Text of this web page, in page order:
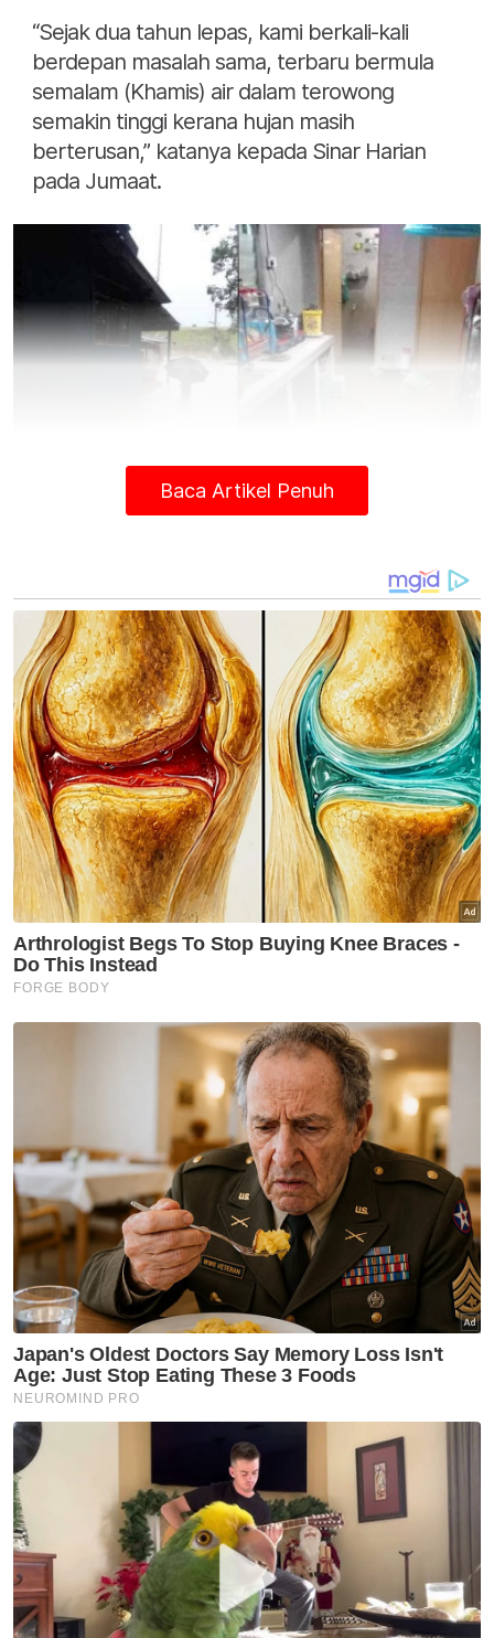
“Sejak dua tahun lepas, kami berkali-kali
berdepan masalah sama, terbaru bermula
semalam (Khamis) air dalam terowong
semakin tinggi kerana hujan masih
berterusan,” katanya kepada Sinar Harian
pada Jumaat.
apabila hujan berterusan. Air masuk ke rumah penduduk di Pasir
Azrin berkata, aduan sudah kerap kali dibuat
namun tidak menemukan penyelesaian
masalah berkenaan sekali gus menjejaskan
rutin penduduk selain terpaksa
menggunakan laluan alternatif lebih jauh
sekitar lima kilometer untuk keluar ke jalan
utama.
“Terowong sepanjang 9.1 meter ini dibina
lebih rendah 0.9 meter dari aras jalan
menyebabkan hujan akan melalui terowong
dan terperangkap di dalamnya menjadi
seperti kolam.
“Masalah boleh selesai jika jalan di dalam
terowong ditinggikan menjadi sama aras
dengan jalan di luar terowong,” ujarnya.
Dalam pada itu, seorang lagi penduduk,
Ahmad Sanusi Shamsudin, 58, berkata,
keadaan tersebut akan lebih buruk jika hujan
berterusan dua hingga ke tiga hari yang
seterusnya menenggelamkan pula rumah-
rumah penduduk dengan paras air sehingga
Baca Artikel Penuh